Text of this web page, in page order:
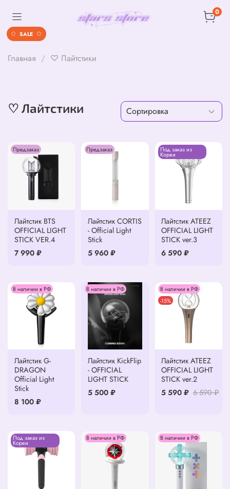
0
Главная ♡ Лайтстики
♡ Лайтстики
Предзаказ
Лайтстик BTS
OFFICIAL LIGHT
STICK VER.4
7 990 ₽
Предзаказ
Лайтстик CORTIS
- Official Light
Stick
5 960 ₽
Под заказ из
Кореи
Лайтстик ATEEZ
OFFICIAL LIGHT
STICK ver.3
6 590 ₽
В наличии в РФ
Лайтстик G-
DRAGON
Official Light
Stick
8 100 ₽
В наличии в РФ
Лайтстик KickFlip
- OFFICIAL
LIGHT STICK
5 500 ₽
В наличии в РФ
-15%
Лайтстик ATEEZ
OFFICIAL LIGHT
STICK ver.2
5 590 ₽ 6 590 ₽
Под заказ из
Кореи
В наличии в РФ В наличии в РФ